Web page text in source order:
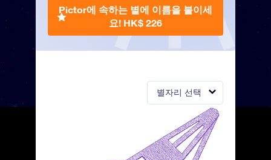
별자리 선택
Pictor에 속하는 별에 이름을 붙이세
요! HK$ 226